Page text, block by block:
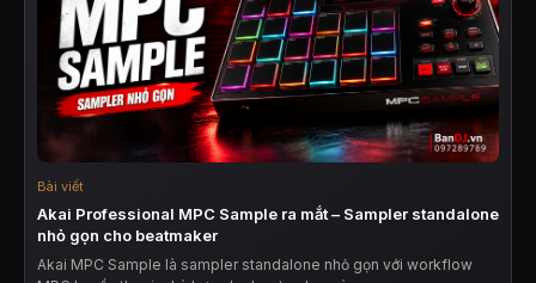
Bài viết
Akai Professional MPC Sample ra mắt – Sampler standalone
nhỏ gọn cho beatmaker
Akai MPC Sample là sampler standalone nhỏ gọn với workflow